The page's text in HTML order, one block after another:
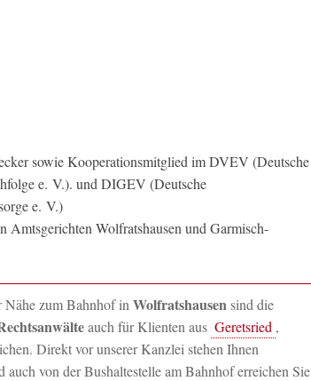
sowie Kooperationsmitglied im DVEV (Deutsche
e. V.). und DIGEV (Deutsche
e. V.)
Amtsgerichten Wolfratshausen und Garmisch-
zum Bahnhof in Wolfratshausensind die
auch für Klienten aus Geretsried ,
Direkt vor unserer Kanzlei stehen Ihnen
von der Bushaltestelle am Bahnhof erreichen Sie